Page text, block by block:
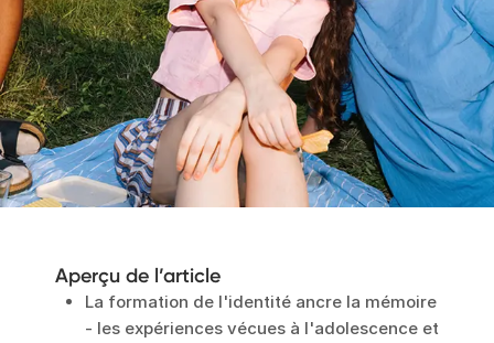
Aperçu de l’article
La formation de l'identité ancre la mémoire
- les expériences vécues à l'adolescence et